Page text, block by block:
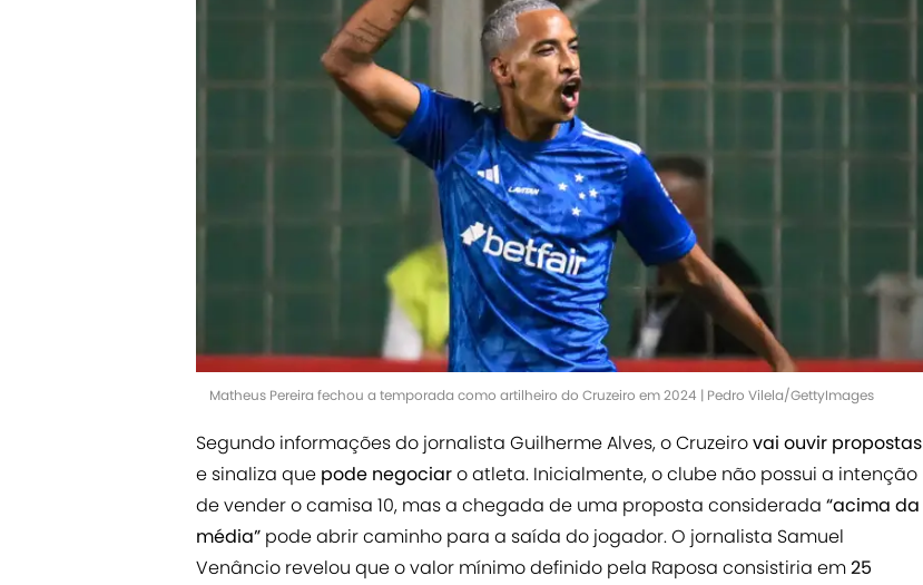
Matheus Pereira fechou a temporada como artilheiro do Cruzeiro em 2024 | Pedro Vilela/GettyImages
Segundo informações do jornalista Guilherme Alves, o Cruzeirovai ouvir propostas
e sinaliza que pode negociaro atleta. Inicialmente, o clube não possui a intenção
de vender o camisa 10, mas a chegada de uma proposta considerada “acima da
média” pode abrir caminho para a saída do jogador. O jornalista Samuel
Venâncio revelou que o valor mínimo definido pela Raposa consistiria em25